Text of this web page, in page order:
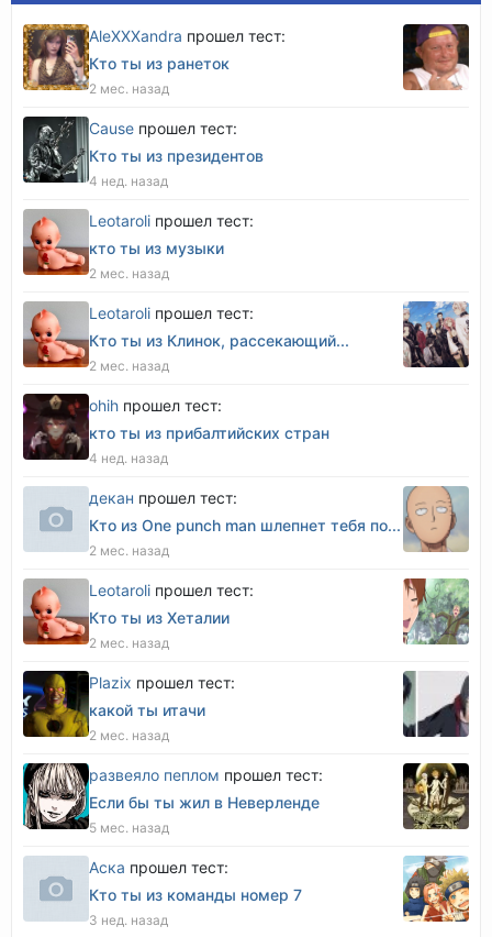
AleXXXandra прошел тест:
Кто ты из ранеток
2 мес. назад
Cause прошел тест:
Кто ты из президентов
4 нед. назад
Leotaroli прошел тест:
кто ты из музыки
2 мес. назад
Leotaroli прошел тест:
Кто ты из Клинок, рассекающий...
2 мес. назад
оhih прошел тест:
кто ты из прибалтийских стран
4 нед. назад
декан прошел тест:
Кто из One punch man шлепнет тебя по...
2 мес. назад
Leotaroli прошел тест:
Кто ты из Хеталии
2 мес. назад
Plazix прошел тест:
какой ты итачи
2 мес. назад
развеяло пеплом прошел тест:
Если бы ты жил в Неверленде
5 мес. назад
Аска прошел тест:
Кто ты из команды номер 7
3 нед. назад